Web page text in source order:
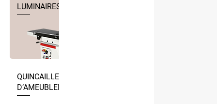
LUMINAIRES
QUINCAILLERIE
D’AMEUBLEMENT